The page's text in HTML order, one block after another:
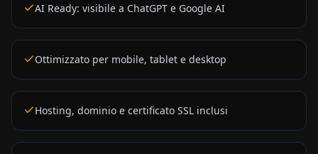
AI Ready: visibile a ChatGPT e Google AI
Ottimizzato per mobile, tablet e desktop
Hosting, dominio e certificato SSL inclusi